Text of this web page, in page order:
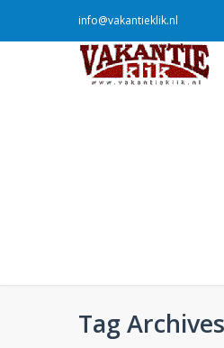
info@vakantieklik.nl
Tag